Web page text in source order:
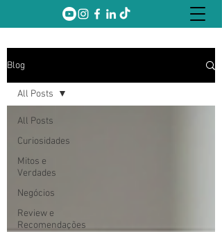
Blog
All Posts
Curiosidades
Mitos e
Verdades
Negócios
Review e
Recomendações
All Posts